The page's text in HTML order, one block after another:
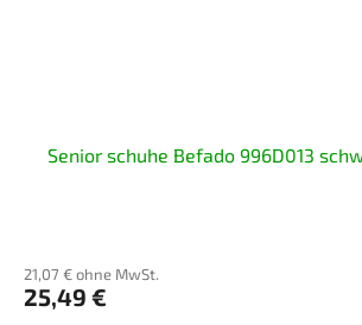
Senior schuhe Befado 996D013
21,07 € ohne MwSt.
25,49 €